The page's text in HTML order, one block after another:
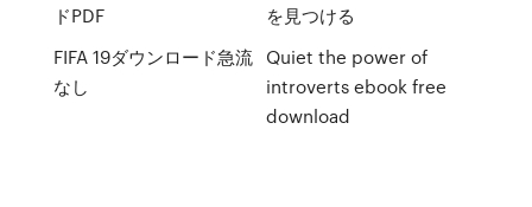
ドPDF
FIFA 19ダウンロード急流
なし
を見つける
Quiet the power of
introverts ebook free
download